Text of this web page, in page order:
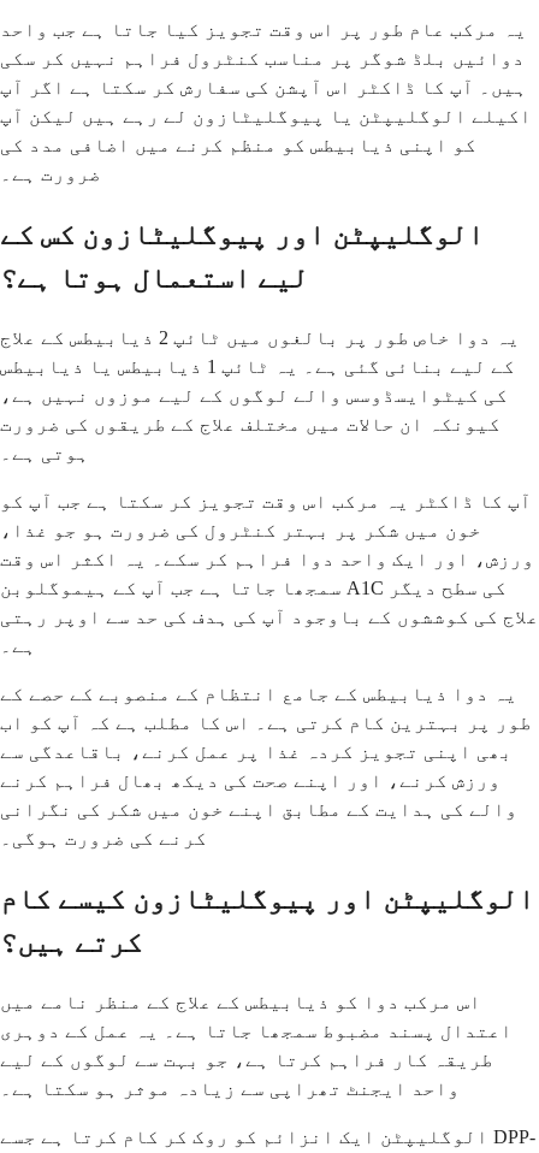
یہ مرکب عام طور پر اس وقت تجویز کیا جاتا ہے جب واحد
دوائیں بلڈ شوگر پر مناسب کنٹرول فراہم نہیں کر سکی
ہیں۔ آپ کا ڈاکٹر اس آپشن کی سفارش کر سکتا ہے اگر آپ
اکیلے الوگلیپٹن یا پیوگلیٹازون لے رہے ہیں لیکن آپ
کو اپنی ذیابیطس کو منظم کرنے میں اضافی مدد کی
ضرورت ہے۔
الوگلیپٹن اور پیوگلیٹازون کس کے
لیے استعمال ہوتا ہے؟
یہ دوا خاص طور پر بالغوں میں ٹائپ 2 ذیابیطس کے علاج
کے لیے بنائی گئی ہے۔ یہ ٹائپ 1 ذیابیطس یا ذیابیطس
کی کیٹوایسڈوسس والے لوگوں کے لیے موزوں نہیں ہے،
کیونکہ ان حالات میں مختلف علاج کے طریقوں کی ضرورت
ہوتی ہے۔
آپ کا ڈاکٹر یہ مرکب اس وقت تجویز کر سکتا ہے جب آپ کو
خون میں شکر پر بہتر کنٹرول کی ضرورت ہو جو غذا،
ورزش، اور ایک واحد دوا فراہم کر سکے۔ یہ اکثر اس وقت
سمجھا جاتا ہے جب آپ کے ہیموگلوبن A1C کی سطح دیگر
علاج کی کوششوں کے باوجود آپ کی ہدف کی حد سے اوپر رہتی
ہے۔
یہ دوا ذیابیطس کے جامع انتظام کے منصوبے کے حصے کے
طور پر بہترین کام کرتی ہے۔ اس کا مطلب ہے کہ آپ کو اب
بھی اپنی تجویز کردہ غذا پر عمل کرنے، باقاعدگی سے
ورزش کرنے، اور اپنے صحت کی دیکھ بھال فراہم کرنے
والے کی ہدایت کے مطابق اپنے خون میں شکر کی نگرانی
کرنے کی ضرورت ہوگی۔
الوگلیپٹن اور پیوگلیٹازون کیسے کام
کرتے ہیں؟
اس مرکب دوا کو ذیابیطس کے علاج کے منظر نامے میں
اعتدال پسند مضبوط سمجھا جاتا ہے۔ یہ عمل کے دوہری
طریقہ کار فراہم کرتا ہے، جو بہت سے لوگوں کے لیے
واحد ایجنٹ تھراپی سے زیادہ موثر ہو سکتا ہے۔
الوگلیپٹن ایک انزائم کو روک کر کام کرتا ہے جسے DPP-